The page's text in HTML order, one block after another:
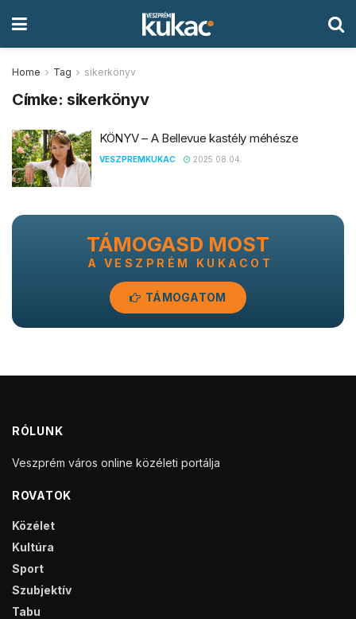
Home Tag sikerkönyv
Címke: sikerkönyv
KÖNYV – A Bellevue kastély méhésze
VESZPREMKUKAC 2025.08.04.
TÁMOGASD MOST
A VESZPRÉM KUKACOT
TÁMOGATOM
RÓLUNK
Veszprém város online közéleti portálja
ROVATOK
Közélet
Kultúra
Sport
Szubjektív
Tabu